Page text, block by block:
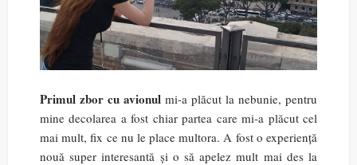
Primul zbor cu avionul mi-a plăcut la nebunie, pentru
mine decolarea a fost chiar partea care mi-a plăcut cel
mai mult, fix ce nu le place multora. A fost o experiență
nouă super interesantă și o să apelez mult mai des la